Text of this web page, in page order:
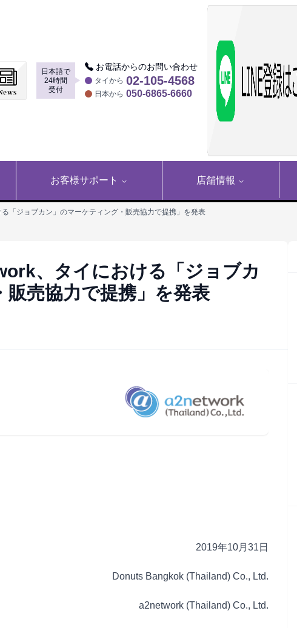
日本語で
24時間
受付
▶
お電話からのお問い合わせ
タイから 02-105-4568
日本から 050-6865-6660
お客様サポート 店舗情報
「ジョブカン」のマーケティング・販売協力で提携」を発表
、タイにおける「ジョブカ
売協力で提携」を発表
2019年10月31日
Donuts Bangkok (Thailand) Co., Ltd.
a2network (Thailand) Co., Ltd.